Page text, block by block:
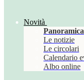
Novità
Panoramica
Le notizie
Le circolari
Calendario
Albo online